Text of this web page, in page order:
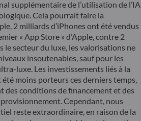
supplémentaire de l’utilisation de l’IA
Cela pourrait faire la
2 milliards d’iPhones ont été vendus
« App Store » d’Apple, contre 2
le secteur du luxe, les valorisations ne
insoutenables, sauf pour les
luxe. Les investissements liés à la
moins porteurs ces derniers temps,
des conditions de financement et des
Cependant, nous
reste extraordinaire, en raison de la